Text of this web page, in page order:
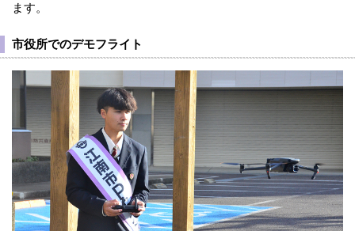
ます。
市役所でのデモフライト